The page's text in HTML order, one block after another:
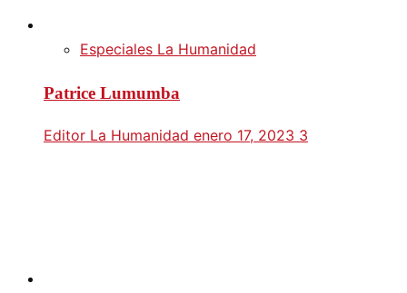
Especiales La Humanidad
Patrice Lumumba
Editor La Humanidad enero 17, 2023 3